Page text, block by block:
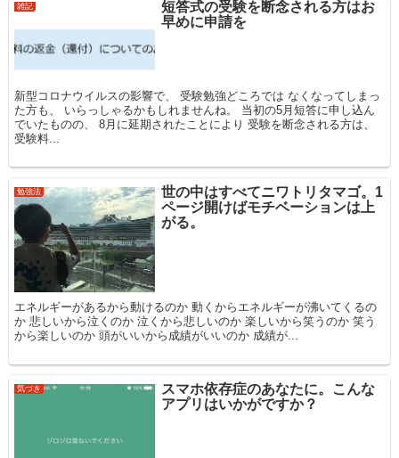
雑記
短答式の受験を断念される方はお
早めに申請を
新型コロナウイルスの影響で、 受験勉強どころでは なくなってしまっ
た方も、 いらっしゃるかもしれませんね。 当初の5月短答に申し込ん
でいたものの、 8月に延期されたことにより 受験を断念される方は、
受験料...
勉強法
世の中はすべてニワトリタマゴ。1
ページ開けばモチベーションは上
がる。
エネルギーがあるから動けるのか 動くからエネルギーが沸いてくるの
か 悲しいから泣くのか 泣くから悲しいのか 楽しいから笑うのか 笑う
から楽しいのか 頭がいいから成績がいいのか 成績が...
気づき
スマホ依存症のあなたに。こんな
アプリはいかがですか？